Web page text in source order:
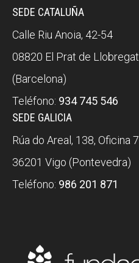
SEDE CATALUÑA
Calle Riu Anoia, 42-54
08820 El Prat de Llobregat
(Barcelona)
Teléfono: 934 745 546
SEDE GALICIA
Rúa do Areal, 138, Oficina 7
36201 Vigo (Pontevedra)
Teléfono: 986 201 871